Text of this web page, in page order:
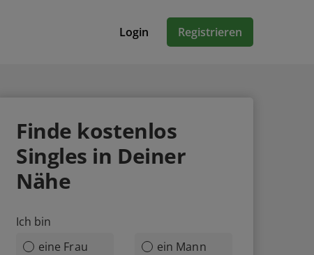
Login Registrieren
Finde kostenlos
Singles in Deiner
Nähe
Ich bin
eine Frau
ein Mann